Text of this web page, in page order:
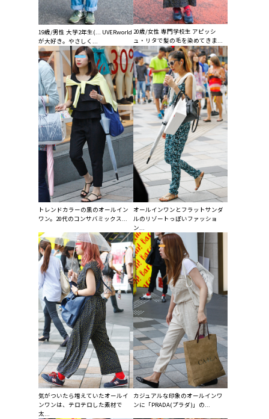
19歳/男性 大学2年生(... UVERworld
が大好き。やさしく...
20歳/女性 専門学校生 アピッシ
ュ・リタで髪の毛を染めてきま...
トレンドカラーの黒のオールイン
ワン。20代のコンサバミックス...
オールインワンとフラットサンダ
ルのリゾートっぽいファッショ
ン...
気がついたら増えていたオールイ
ンワンは、テロテロした素材で
太...
カジュアルな印象のオールインワ
ンに「PRADA(プラダ)」の...